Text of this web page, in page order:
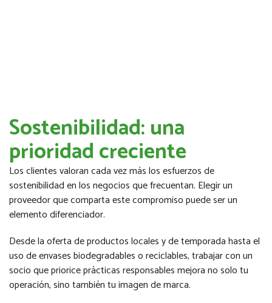
Sostenibilidad: una
prioridad creciente
Los clientes valoran cada vez más los esfuerzos de
sostenibilidad en los negocios que frecuentan. Elegir un
proveedor que comparta este compromiso puede ser un
elemento diferenciador.
Desde la oferta de productos locales y de temporada hasta el
uso de envases biodegradables o reciclables, trabajar con un
socio que priorice prácticas responsables mejora no solo tu
operación, sino también tu imagen de marca.